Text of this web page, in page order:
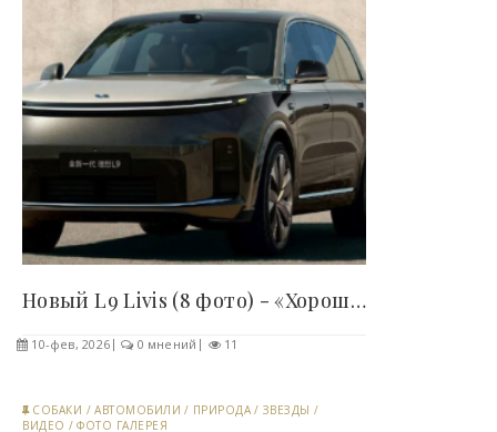
Новый L9 Livis (8 фото) - «Хорошее настроение»..
10-фев, 2026 0 мнений 11
СОБАКИ /АВТОМОБИЛИ / ПРИРОДА / ЗВЕЗДЫ /
ВИДЕО /ФОТО ГАЛЕРЕЯ